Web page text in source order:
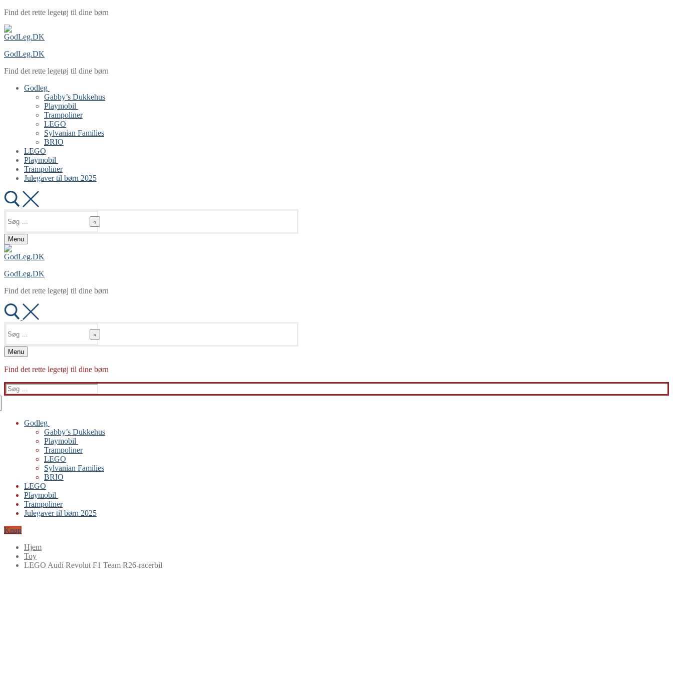
Spring
indhold
Menu
Luk
Find det rette legetøj til dine børn
GodLeg.DK
Find det rette legetøj til dine børn
Godleg
Gabby’s Dukkehus
Playmobil
Trampoliner
LEGO
Sylvanian Families
BRIO
LEGO
Playmobil
Trampoliner
Julegaver til børn 2025
efter:
Menu
GodLeg.DK
Find det rette legetøj til dine børn
efter:
Menu
Find det rette legetøj til dine børn
Søg
efter:
Godleg
Gabby’s Dukkehus
Playmobil
Trampoliner
LEGO
Sylvanian Families
BRIO
LEGO
Playmobil
Trampoliner
Julegaver til børn 2025
Knap
Hjem
Toy
LEGO Audi Revolut F1 Team R26-racerbil